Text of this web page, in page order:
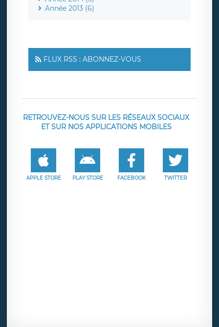
Année 2013 (6)
FLUX RSS : ABONNEZ-VOUS
RETROUVEZ-NOUS SUR LES RÉSEAUX SOCIAUX
ET SUR NOS APPLICATIONS MOBILES
APPLE STORE PLAY STORE FACEBOOK TWITTER